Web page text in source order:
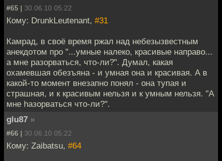
#65 | 30.06.10 05:22
Кому: DrunkLeutenant, #31
Камрад, в своё время ржал над небезызвестным
анекдотом про "...умные налеко, красивые направо...
а мне разорваться, что-ли?". Думал, какая
охамевшая обезъяна - и умная она и красивая. А в
какой-то момент внезапно понял - она тупая и
страшная, и к красивым нельзя и к умным нельзя. "А
мне hазорваться что-ли?".
glu87 »
#66 | 30.06.10 05:22
Кому: Zaibatsu, #64